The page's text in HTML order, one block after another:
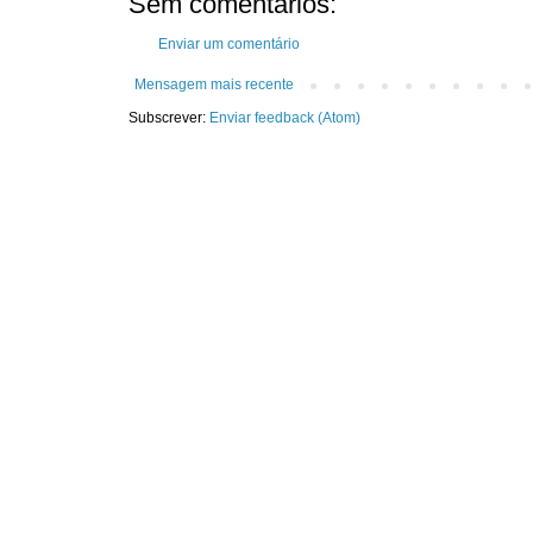
Enviar um comentário
Mensagem mais recente
Subscrever: Enviar feedback (Atom)